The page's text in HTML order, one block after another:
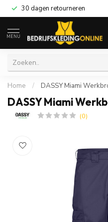
30 dagen retourneren
MENU
Home / DASSY Miami
DASSY Miami
(0)